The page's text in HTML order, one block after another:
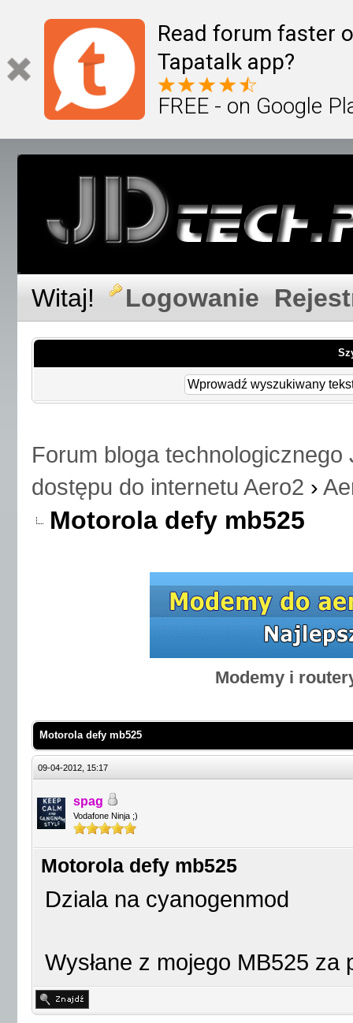
Read forum faster
Tapatalk app?
FREE - on Google
Witaj! Logowanie
Forum bloga technologicznego
dostępu do internetu Aero2 ›
Motorola defy mb525
Modemy i
Motorola defy mb525
09-04-2012, 15:17
spag
Vodafone Ninja ;)
Motorola defy mb525
Dziala na cyanogenmod
Wysłane z mojego MB525 za